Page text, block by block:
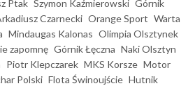
Ptak Szymon Kaźmierowski Górnik
Czarnecki Orange Sport Warta
Mindaugas Kalonas Olimpia Olsztynek
zapomnę Górnik Łęczna Naki Olsztyn
Piotr Klepczarek MKS Korsze Motor
Polski Flota Świnoujście Hutnik